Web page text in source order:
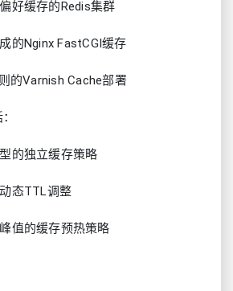
好缓存的Redis集群
的Nginx FastCGI缓存
的Varnish Cache部署
的独立缓存策略
态TTL调整
值的缓存预热策略